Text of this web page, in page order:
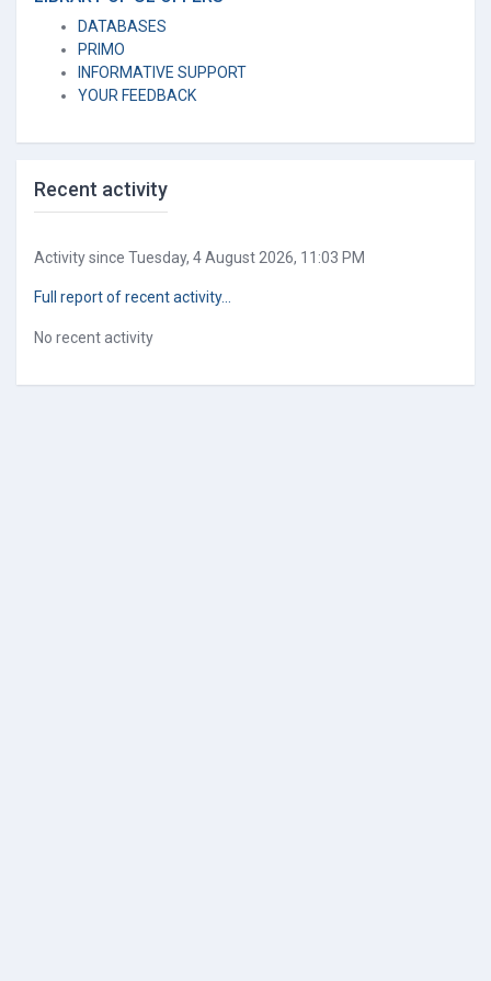
DATABASES
PRIMO
INFORMATIVE SUPPORT
YOUR FEEDBACK
Recent activity
Activity since Tuesday, 4 August 2026, 11:03 PM
Full report of recent activity...
No recent activity